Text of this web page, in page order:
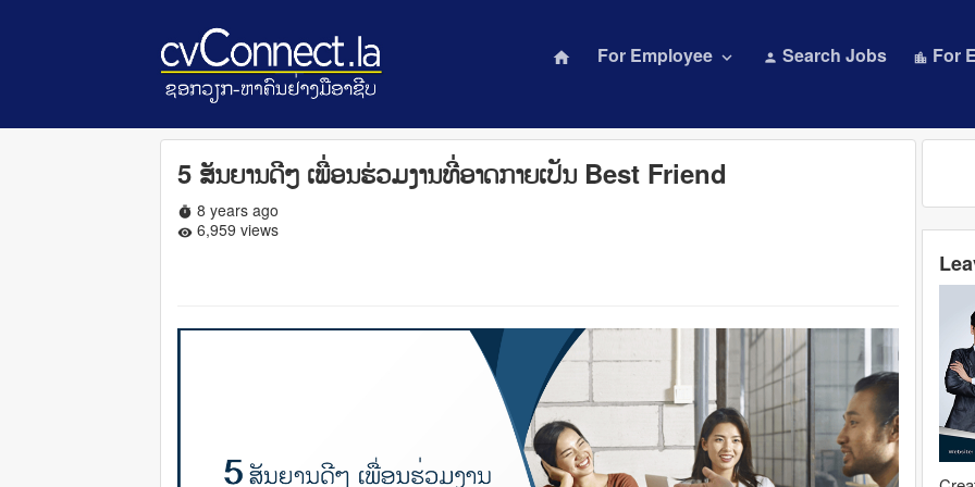
home For Employee keyboard_arrow_down person Search Jobs location_city For
5 ສັນຍານດີໆ ເພື່ອນຮ່ວມງານທີ່ອາດກາຍເປັນ Best Friend
timer 8 years ago
remove_red_eye 6,959 views